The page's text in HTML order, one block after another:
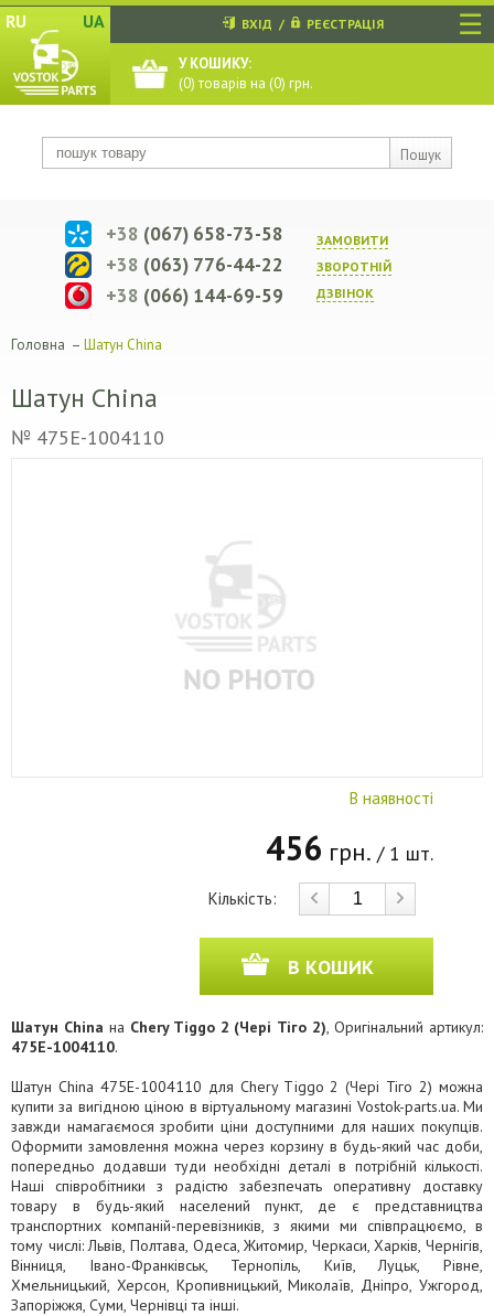
☰
RU UA
Пошук
ВХІД / РЕЄСТРАЦІЯ
У КОШИКУ:
(0) товарів на (0) грн.
ЗАМОВИТИ
ЗВОРОТНIЙ
ДЗВIНОК
+38 (067) 658-73-58
+38 (063) 776-44-22
+38 (066) 144-69-59
Головна – Шатун China
Шатун China
№ 475E-1004110
В наявності
456 грн. / 1 шт.
Кількість:
В КОШИК
Шатун China на Chery Tiggo 2 (Чері Тіго 2), Оригінальний артикул:
475E-1004110.
Шатун China 475E-1004110 для Chery Tiggo 2 (Чері Тіго 2) можна
купити за вигідною ціною в віртуальному магазині Vostok-parts.ua. Ми
завжди намагаємося зробити ціни доступними для наших покупців.
Оформити замовлення можна через корзину в будь-який час доби,
попередньо додавши туди необхідні деталі в потрібній кількості.
Наші співробітники з радістю забезпечать оперативну доставку
товару в будь-який населений пункт, де є представництва
транспортних компаній-перевізників, з якими ми співпрацюємо, в
тому числі: Львів, Полтава, Одеса, Житомир, Черкаси, Харків, Чернігів,
Вінниця, Івано-Франківськ, Тернопіль, Київ, Луцьк, Рівне,
Хмельницький, Херсон, Кропивницький, Миколаїв, Дніпро, Ужгород,
Запоріжжя, Суми, Чернівці та інші.